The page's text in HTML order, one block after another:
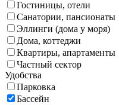
Гостиницы, отели
Санатории, пансионаты
Эллинги (дома у моря)
Дома, коттеджи
Квартиры, апартаменты
Частный сектор
Удобства
Парковка
Бассейн